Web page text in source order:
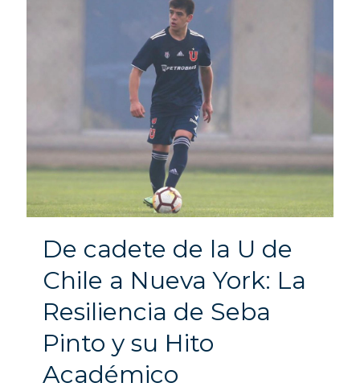
De cadete de la U de
Chile a Nueva York: La
Resiliencia de Seba
Pinto y su Hito
Académico